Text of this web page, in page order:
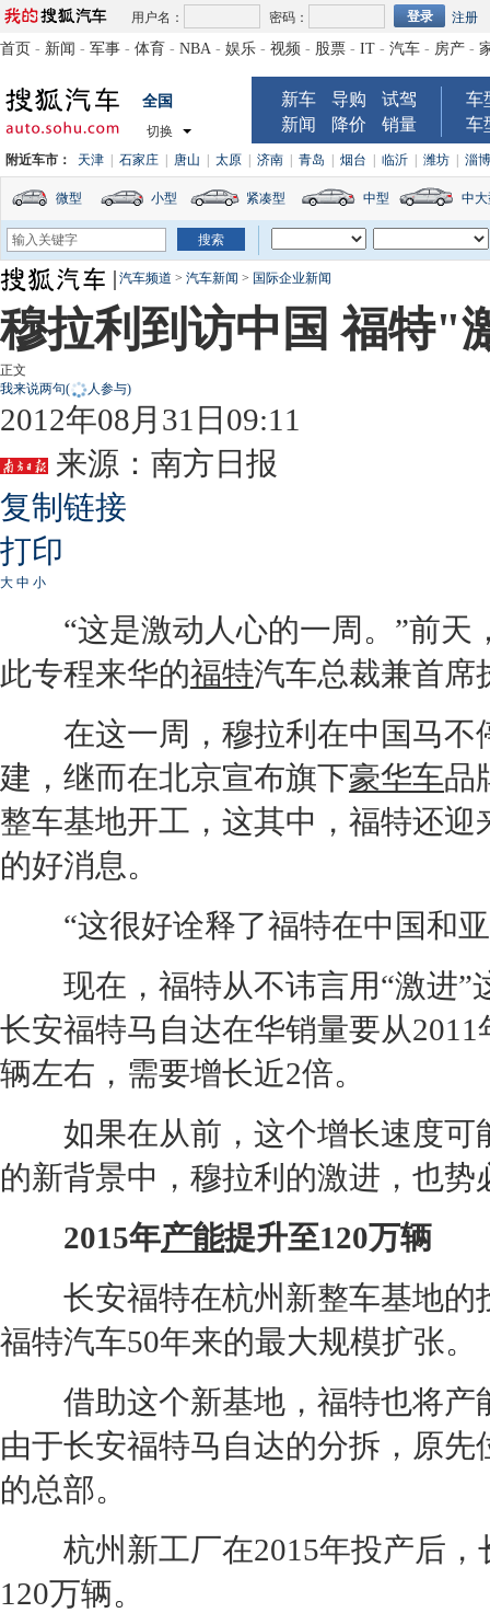
用户名： 密码： 注册
首页 - 新闻 - 军事 - 体育 - NBA - 娱乐 - 视频 - 股票 - IT - 汽车 - 房产 -
全国
切换
新车 导购
试驾
新闻
降价 销量
车
车
附近车市： 天津 石家庄 唐山 太原 济南 青岛 烟台 临沂 潍坊 淄博
微型 小型 紧凑型 中型 中
汽车频道 > 汽车新闻 > 国际企业新闻
穆拉利到访中国 福特"
正文
我来说两句( 人参与)
2012年08月31日09:11
来源： 南方日报
复制链接
打印
大 中 小
“这是激动人心的一周。”前天
此专程来华的福特汽车总裁兼首席
在这一周，穆拉利在中国马不
建，继而在北京宣布旗下豪华车品
整车基地开工，这其中， 福特还迎
的好消息。
“这很好诠释了福特在中国和
现在， 福特从不讳言用“激进
长安福特马自达在华销量要从
辆左右，需要增长近2倍。
如果在从前，这个增长速度可
的新背景中，穆拉利的激进，也势
2015年产能提升至120万辆
长安福特在杭州 新整车基地的
福特汽车50年来的最大规模扩张。
借助这个新基地， 福特也将产
由于长安福特马自达的分拆，原先
的总部。
杭州 新工厂在2015年投产后，
120万辆。